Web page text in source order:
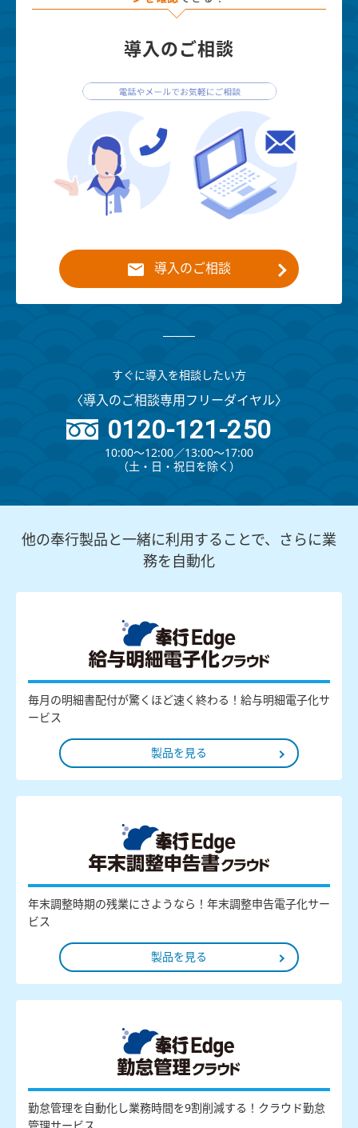
導入のご相談
導入のご相談
すぐに導入を相談したい方
〈導入のご相談専用フリーダイヤル〉
0120-121-250
10:00～12:00∕13:00～17:00
（⼟・⽇・祝⽇を除く）
他の奉行製品と一緒に利用することで、さらに業
務を自動化
毎月の明細書配付が驚くほど速く終わる！給与明細電子化サ
ービス
製品を見る
年末調整時期の残業にさようなら！年末調整申告電子化サー
ビス
製品を見る
勤怠管理を自動化し業務時間を9割削減する！クラウド勤怠